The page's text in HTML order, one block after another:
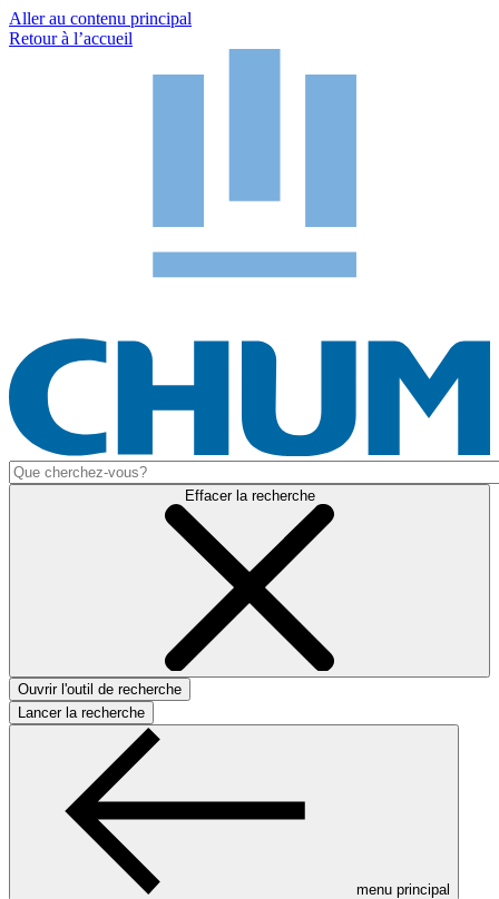
Aller au contenu principal
Retour à l’accueil
Effacer la recherche
Ouvrir l'outil de recherche
Lancer la recherche
menu principal